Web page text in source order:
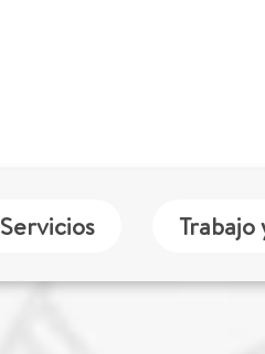
Servicios Trabajo